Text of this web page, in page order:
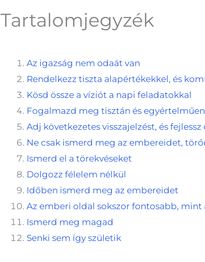
Tartalomjegyzék
Az igazság nem odaát van
Rendelkezz tiszta alapértékekkel, és
Kösd össze a víziót a napi feladatokkal
Fogalmazd meg tisztán és
Adj következetes visszajelzést, és
Ne csak ismerd meg az embereidet,
Ismerd el a törekvéseket
Dolgozz félelem nélkül
Időben ismerd meg az embereidet
Az emberi oldal sokszor fontosabb, mint
Ismerd meg magad
Senki sem így születik